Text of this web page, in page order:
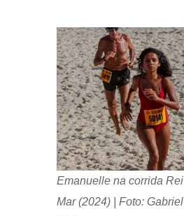
Emanuelle na corrida
Mar (2024) | Foto: